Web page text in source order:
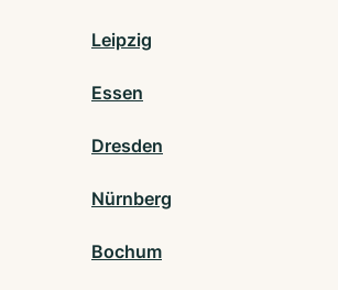
Leipzig
Essen
Dresden
Nürnberg
Bochum